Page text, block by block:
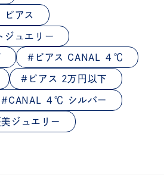
ピアス
ジュエリー
ピアス CANAL ４℃
ピアス 2万円以下
CANAL ４℃ シルバー
ジュエリー